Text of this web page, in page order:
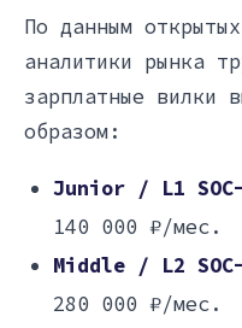
По данным
аналитики рынка
зарплатные вилки
образом:
Junior / L1 SOC-
140 000 ₽/мес.
Middle / L2
280 000 ₽/мес.